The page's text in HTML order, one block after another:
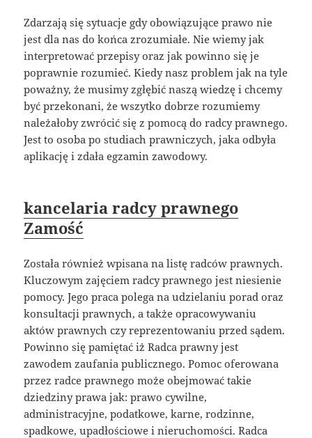
Zdarzają się sytuacje gdy obowiązujące prawo nie
jest dla nas do końca zrozumiałe. Nie wiemy jak
interpretować przepisy oraz jak powinno się je
poprawnie rozumieć. Kiedy nasz problem jak na tyle
poważny, że musimy zgłębić naszą wiedzę i chcemy
być przekonani, że wszytko dobrze rozumiemy
należałoby zwrócić się z pomocą do radcy prawnego.
Jest to osoba po studiach prawniczych, jaka odbyła
aplikację i zdała egzamin zawodowy.
kancelaria radcy prawnego
Zamość
Została również wpisana na listę radców prawnych.
Kluczowym zajęciem radcy prawnego jest niesienie
pomocy. Jego praca polega na udzielaniu porad oraz
konsultacji prawnych, a także opracowywaniu
aktów prawnych czy reprezentowaniu przed sądem.
Powinno się pamiętać iż Radca prawny jest
zawodem zaufania publicznego. Pomoc oferowana
przez radce prawnego może obejmować takie
dziedziny prawa jak: prawo cywilne,
administracyjne, podatkowe, karne, rodzinne,
spadkowe, upadłościowe i nieruchomości. Radca